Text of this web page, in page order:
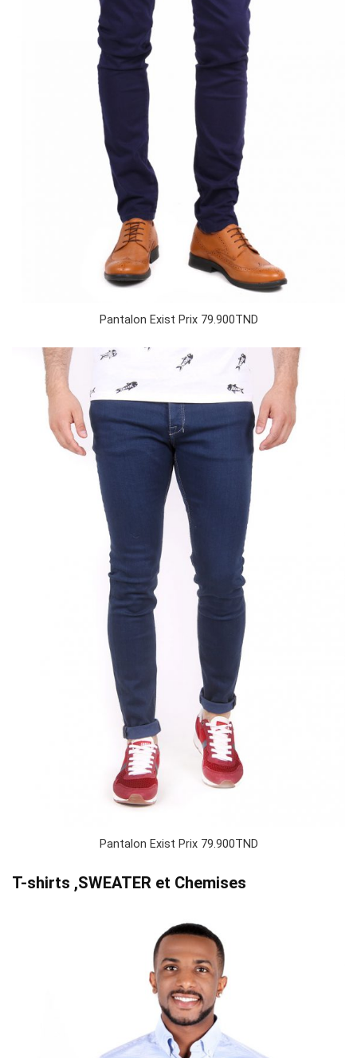
Pantalon Exist Prix 79.900TND
Pantalon Exist Prix 79.900TND
T-shirts ,SWEATER et Chemises